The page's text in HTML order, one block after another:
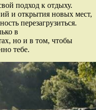
подход к отдыху.
и открытия новых мест,
перезагрузиться.
в
но и в том, чтобы
тебе.